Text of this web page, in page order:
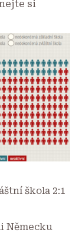
si
škola 2:1
Německu